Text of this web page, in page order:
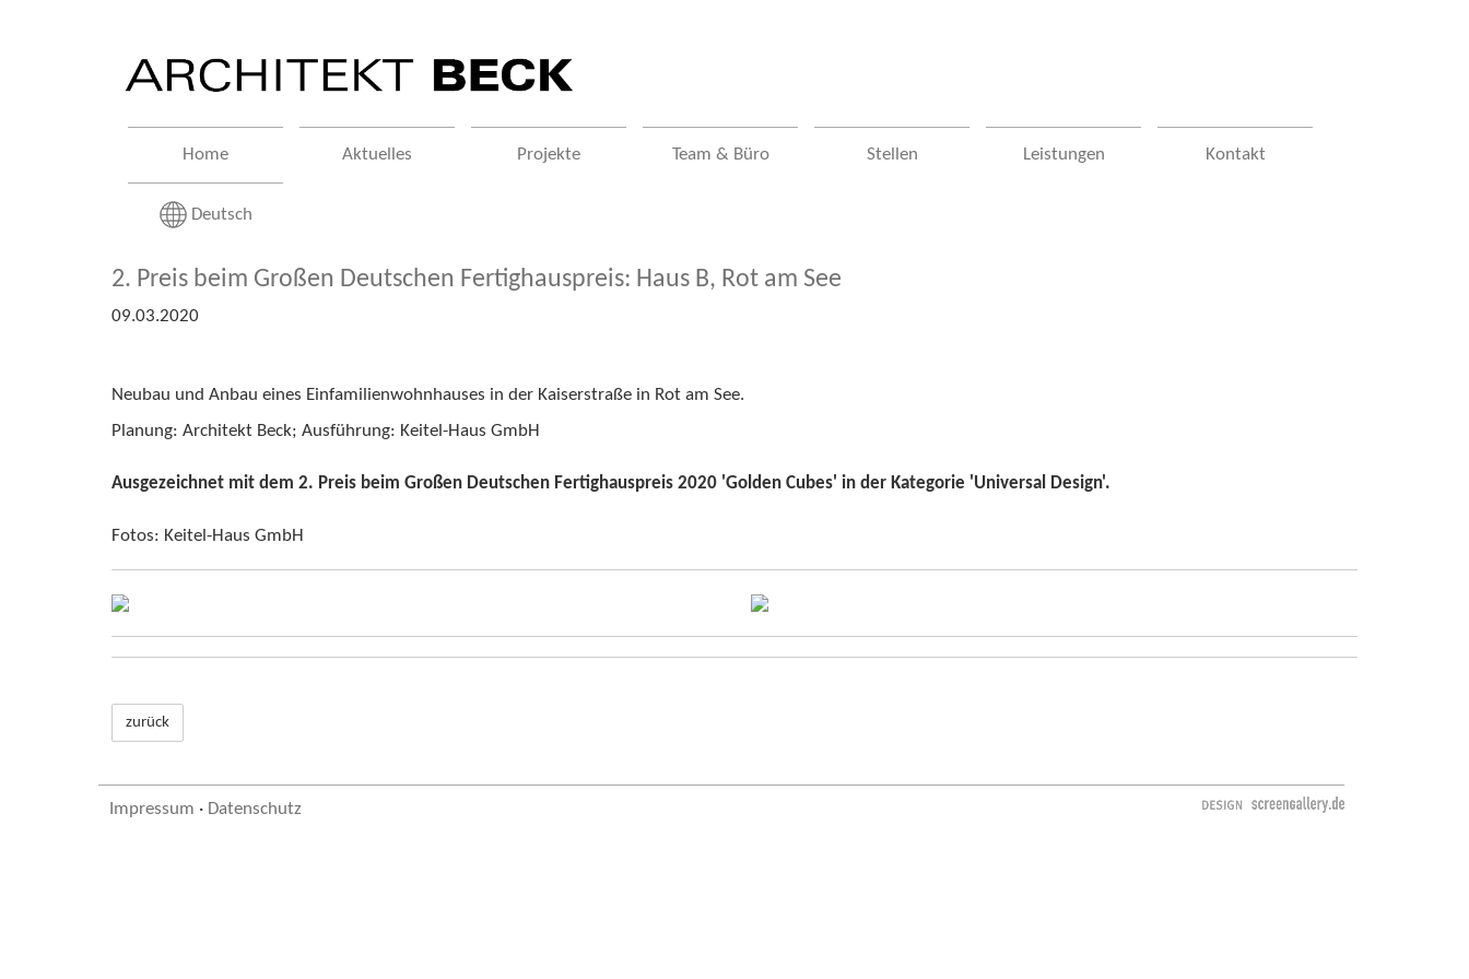
Home Aktuelles Projekte Team & Büro Stellen Leistungen Kontakt
Deutsch
2. Preis beim Großen Deutschen Fertighauspreis: Haus B, Rot am See
09.03.2020
Neubau und Anbau eines Einfamilienwohnhauses in der Kaiserstraße in Rot am See.
Planung: Architekt Beck; Ausführung: Keitel-Haus GmbH
Ausgezeichnet mit dem 2. Preis beim Großen Deutschen Fertighauspreis 2020 'Golden Cubes' in der Kategorie 'Universal Design'.
Fotos: Keitel-Haus GmbH
zurück
Impressum · Datenschutz